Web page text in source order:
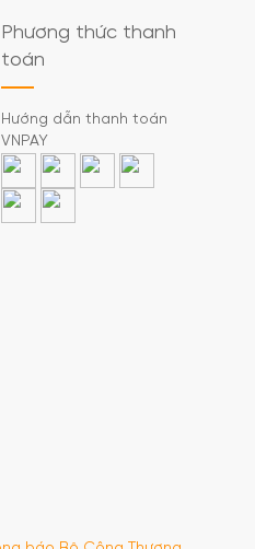
Phương thức thanh
toán
Hướng dẫn thanh toán
VNPAY